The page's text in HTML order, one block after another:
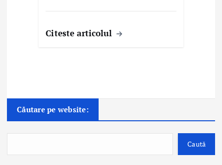
Citeste articolul
Căutare pe website:
Caută